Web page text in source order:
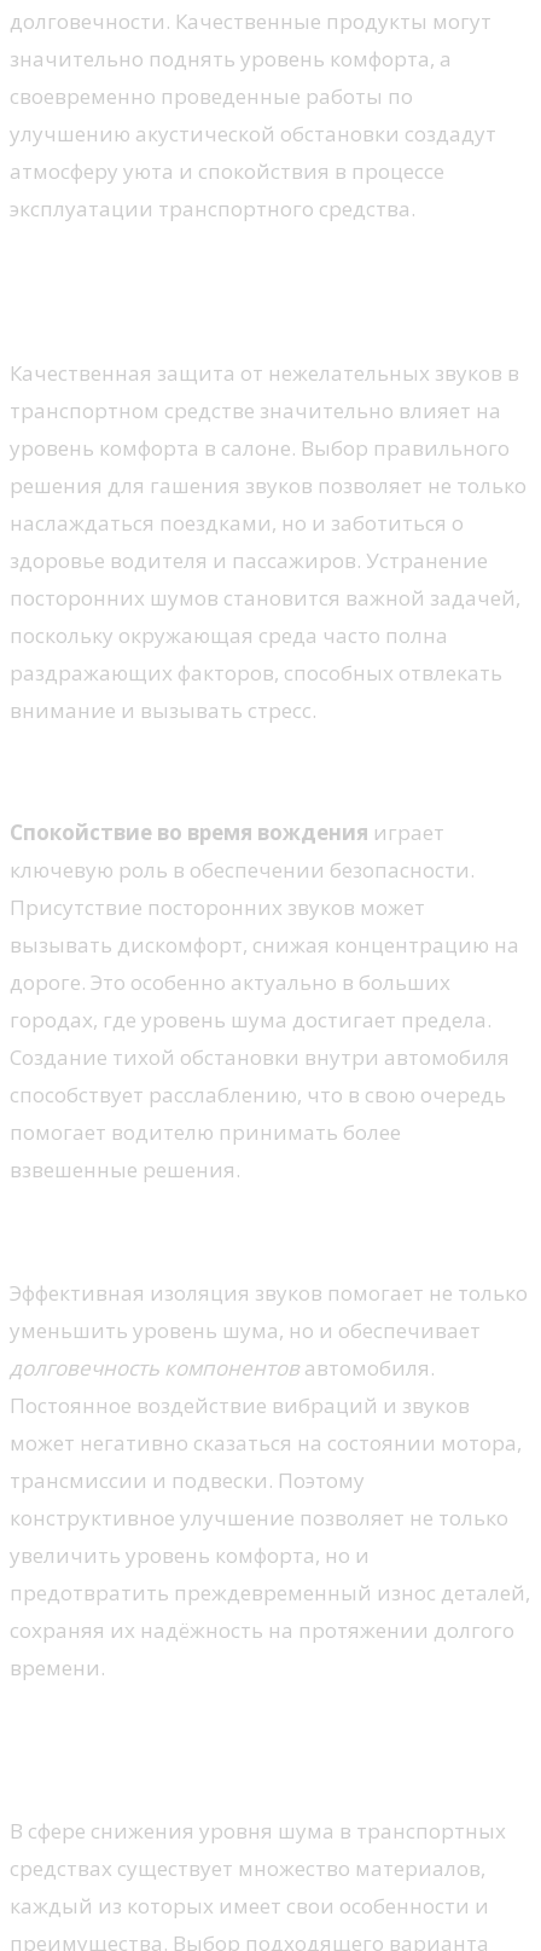
долговечности. Качественные продукты могут
значительно поднять уровень комфорта, а
своевременно проведенные работы по
улучшению акустической обстановки создадут
атмосферу уюта и спокойствия в процессе
эксплуатации транспортного средства.
Качественная защита от нежелательных звуков в
транспортном средстве значительно влияет на
уровень комфорта в салоне. Выбор правильного
решения для гашения звуков позволяет не только
наслаждаться поездками, но и заботиться о
здоровье водителя и пассажиров. Устранение
посторонних шумов становится важной задачей,
поскольку окружающая среда часто полна
раздражающих факторов, способных отвлекать
внимание и вызывать стресс.
Спокойствие во время вождения играет
ключевую роль в обеспечении безопасности.
Присутствие посторонних звуков может
вызывать дискомфорт, снижая концентрацию на
дороге. Это особенно актуально в больших
городах, где уровень шума достигает предела.
Создание тихой обстановки внутри автомобиля
способствует расслаблению, что в свою очередь
помогает водителю принимать более
взвешенные решения.
Эффективная изоляция звуков помогает не только
уменьшить уровень шума, но и обеспечивает
долговечность компонентов автомобиля.
Постоянное воздействие вибраций и звуков
может негативно сказаться на состоянии мотора,
трансмиссии и подвески. Поэтому
конструктивное улучшение позволяет не только
увеличить уровень комфорта, но и
предотвратить преждевременный износ деталей,
сохраняя их надёжность на протяжении долгого
времени.
В сфере снижения уровня шума в транспортных
средствах существует множество материалов,
каждый из которых имеет свои особенности и
преимущества. Выбор подходящего варианта